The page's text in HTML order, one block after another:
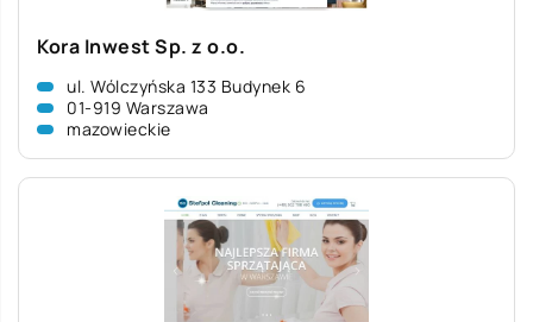
Kora Inwest Sp. z o.o.
ul. Wólczyńska 133 Budynek 6
01-919 Warszawa
mazowieckie